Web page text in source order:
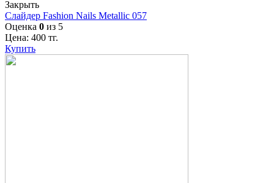
Закрыть
Слайдер Fashion Nails Metallic 057
Оценка 0 из 5
Цена: 400 тг.
Купить